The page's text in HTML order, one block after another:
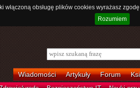
obsługę plików cookies wyrażasz
Rozumiem
Wiadomości Artykuły Forum